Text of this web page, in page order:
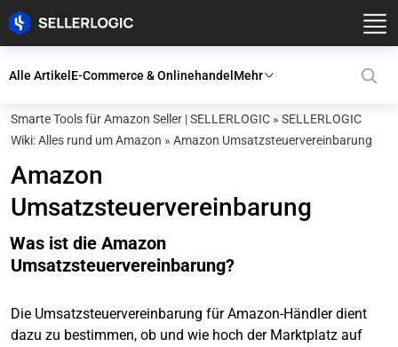
Alle ArtikelE-Commerce & OnlinehandelMehr
Smarte Tools für Amazon Seller | SELLERLOGIC » SELLERLOGIC
Wiki: Alles rund um Amazon » Amazon Umsatzsteuervereinbarung
Amazon
Umsatzsteuervereinbarung
Was ist die Amazon
Umsatzsteuervereinbarung?
Die Umsatzsteuervereinbarung für Amazon-Händler dient
dazu zu bestimmen, ob und wie hoch der Marktplatz auf